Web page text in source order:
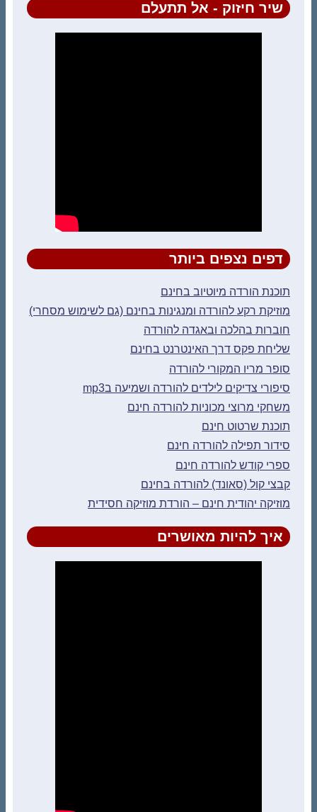
שיר חיזוק - אל תתעלם
דפים נצפים ביותר
תוכנת הורדה מיוטיוב בחינם
מוזיקת רקע להורדה ומנגינות בחינם (גם לשימוש מסחרי)
חוברות בהלכה ובאגדה להורדה
שליחת פקס דרך האינטרנט בחינם
סופר מריו המקורי להורדה
סיפורי צדיקים לילדים להורדה ושמיעה בmp3
משחקי מרוצי מכוניות להורדה חינם
תוכנת שרטוט חינם
סידור תפילה להורדה חינם
ספרי קודש להורדה חינם
קבצי קול (סאונד) להורדה בחינם
מוזיקה יהודית חינם – הורדת מוזיקה חסידית
איך להיות מאושרים